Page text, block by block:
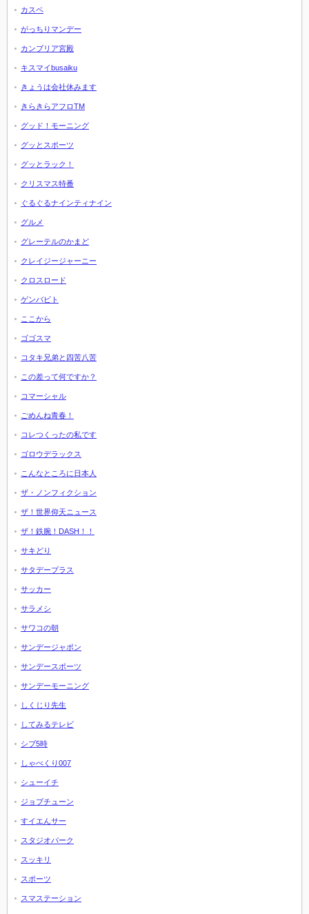
カスペ
がっちりマンデー
カンブリア宮殿
キスマイbusaiku
きょうは会社休みます
きらきらアフロTM
グッド！モーニング
グッとスポーツ
グッとラック！
クリスマス特番
ぐるぐるナインティナイン
グルメ
グレーテルのかまど
クレイジージャーニー
クロスロード
ゲンバビト
ここから
ゴゴスマ
コタキ兄弟と四苦八苦
この差って何ですか？
コマーシャル
ごめんね青春！
コレつくったの私です
ゴロウデラックス
こんなところに日本人
ザ・ノンフィクション
ザ！世界仰天ニュース
ザ！鉄腕！DASH！！
サキどり
サタデープラス
サッカー
サラメシ
サワコの朝
サンデージャポン
サンデースポーツ
サンデーモーニング
しくじり先生
してみるテレビ
シブ5時
しゃべくり007
シューイチ
ジョブチューン
すイエんサー
スタジオパーク
スッキリ
スポーツ
スマステーション